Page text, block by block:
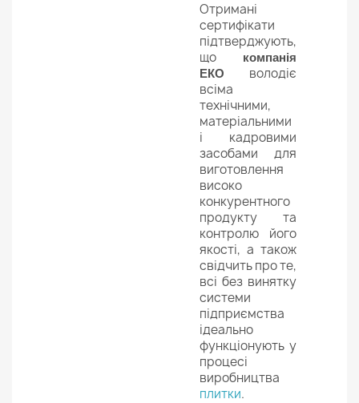
Отримані
сертифікати
підтверджують,
що
компанія
ЕКО
володіє
всіма
технічними,
матеріальними
і кадровими
засобами для
виготовлення
високо
конкурентного
продукту та
контролю його
якості, а також
свідчить про те,
всі без винятку
системи
підприємства
ідеально
функціонують у
процесі
виробництва
плитки.